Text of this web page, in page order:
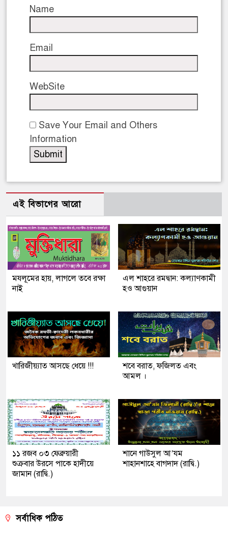
Name
Email
WebSite
Save Your Email and Others
Information
এই বিভাগের আরো
মযলূমের হায়, লাগলে তবে রক্ষা
নাই
এল শাহরে রমদ্বান: কল্যাণকামী
হও আগুয়ান
খারিজীয়্যাত আসছে ধেয়ে !!!
শবে বরাত, ফজিলত এবং
আমল ।
১১ রজব ০৩ ফেব্রুয়ারী
শুক্রবার উরসে পাকে হাদীয়ে
জামান (রাদ্বি.)
শানে গাউসুল আ’যম
শাহানশাহে বাগদাদ (রাদ্বি.)
সর্বাধিক পঠিত